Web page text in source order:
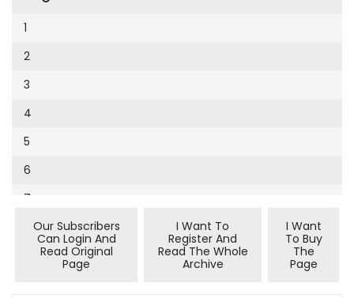
Cumhuriyet Sağlıklı Beslenme
Cumhuriyet Sokak
Cumhuriyet Spor
Cumhuriyet Strateji
Cumhuriyet Tarım
Cumhuriyet Yılbaşı
Çerçeve Eki
Dergi Eki
Ekonomi Eki
1994
9
10
11
12
13
14
15
16
1
2
3
4
5
6
7
Our Subscribers
Can Login And
Read Original
Page
I Want To
Register And
Read The Whole
Archive
I Want
To Buy
The
Page